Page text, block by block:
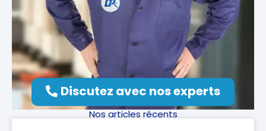
Discutez avec nos experts
Nos articles récents